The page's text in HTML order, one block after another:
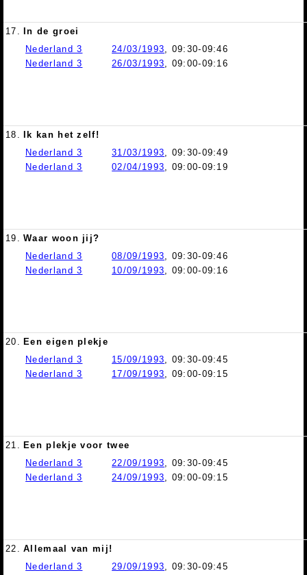
17.
In de groei
Nederland 3
24/03/1993, 09:30-09:46
Nederland 3
26/03/1993, 09:00-09:16
18.
Ik kan het zelf!
Nederland 3
31/03/1993, 09:30-09:49
Nederland 3
02/04/1993, 09:00-09:19
19. Waar woon jij?
Nederland 3
08/09/1993, 09:30-09:46
Nederland 3
10/09/1993, 09:00-09:16
20. Een eigen plekje
Nederland 3
15/09/1993, 09:30-09:45
Nederland 3
17/09/1993, 09:00-09:15
21. Een plekje voor twee
Nederland 3
22/09/1993, 09:30-09:45
Nederland 3
24/09/1993, 09:00-09:15
22. Allemaal van mij!
Nederland 3
29/09/1993, 09:30-09:45